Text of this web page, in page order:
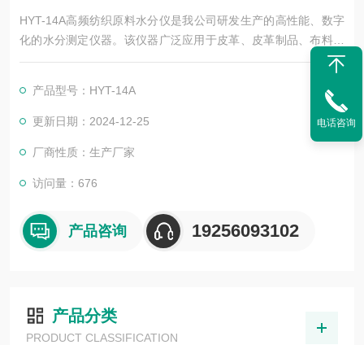
HYT-14A高频纺织原料水分仪是我公司研发生产的高性能、数字
化的水分测定仪器。该仪器广泛应用于皮革、皮革制品、布料、
服装、纱线、轴线、筒子纱、纺织品等需要快速测定水分（回潮
迅速、性能稳定、指标可靠，而且体积小、重量轻，可随身携带
在现场快速检测，使用简单方便。
产品型号：HYT-14A
更新日期：2024-12-25
厂商性质：生产厂家
访问量：676
产品咨询 19256093102
产品分类
PRODUCT CLASSIFICATION
电话咨询